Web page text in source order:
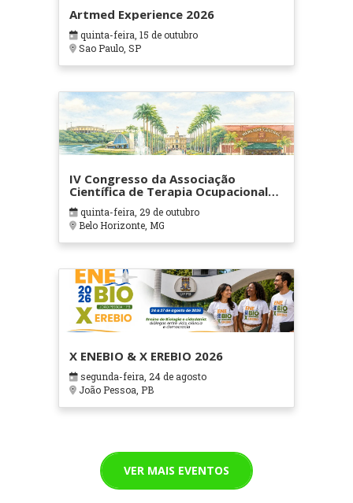
Artmed Experience 2026
quinta-feira, 15 de outubro
Sao Paulo, SP
IV Congresso da Associação
Científica de Terapia Ocupacional
em Contextos Hospitalares e
Cuidados Paliativos - ATOHOSP
quinta-feira, 29 de outubro
Belo Horizonte, MG
X ENEBIO & X EREBIO 2026
segunda-feira, 24 de agosto
João Pessoa, PB
VER MAIS EVENTOS